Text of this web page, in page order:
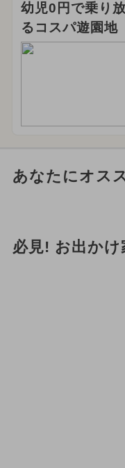
幼児0円で乗り
るコスパ遊園地
あなたにオス
必見! お出か